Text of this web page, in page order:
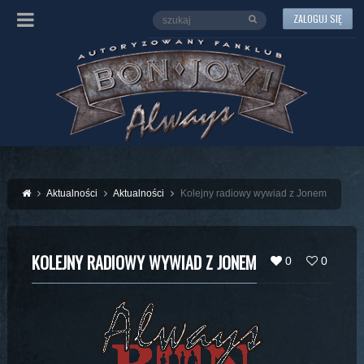
ZALOGUJ SIĘ
Aktualności Aktualności Kolejny radiowy wywiad z Jonem
0 0
KOLEJNY RADIOWY WYWIAD Z JONEM